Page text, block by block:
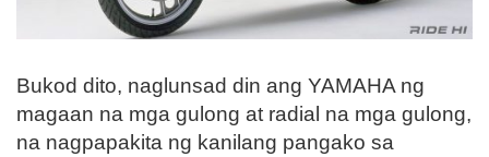
Bukod dito, naglunsad din ang YAMAHA ng
magaan na mga gulong at radial na mga gulong,
na nagpapakita ng kanilang pangako sa